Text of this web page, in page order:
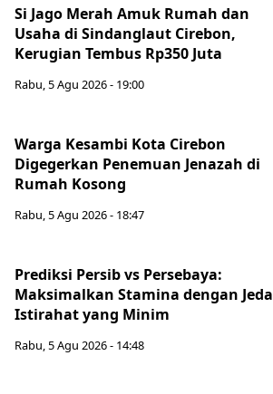
Si Jago Merah Amuk Rumah dan
Usaha di Sindanglaut Cirebon,
Kerugian Tembus Rp350 Juta
Rabu, 5 Agu 2026 - 19:00
Warga Kesambi Kota Cirebon
Digegerkan Penemuan Jenazah di
Rumah Kosong
Rabu, 5 Agu 2026 - 18:47
Prediksi Persib vs Persebaya:
Maksimalkan Stamina dengan Jeda
Istirahat yang Minim
Rabu, 5 Agu 2026 - 14:48